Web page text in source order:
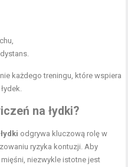
każdego treningu, które wspiera
na łydki?
odgrywa kluczową rolę w
ryzyka kontuzji. Aby
niezwykle istotne jest